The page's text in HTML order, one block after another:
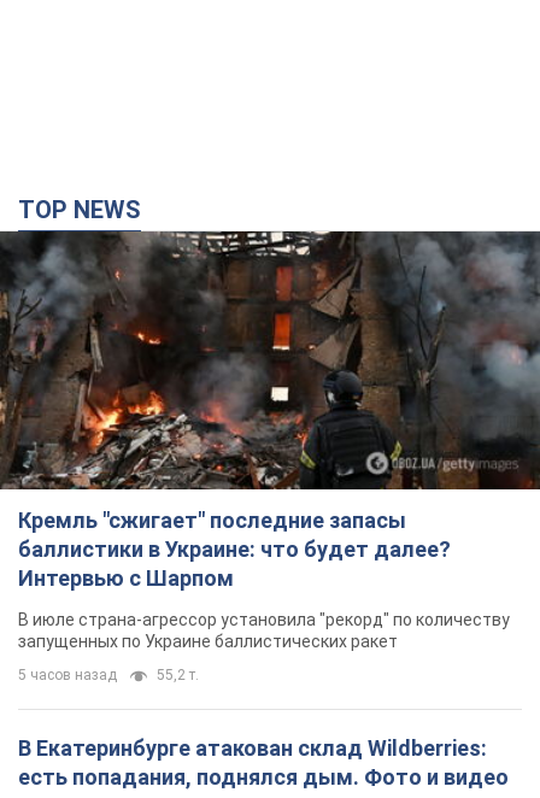
TOP NEWS
Кремль "сжигает" последние запасы
баллистики в Украине: что будет далее?
Интервью с Шарпом
В июле страна-агрессор установила "рекорд" по количеству
запущенных по Украине баллистических ракет
5 часов назад 55,2 т.
В Екатеринбурге атакован склад Wildberries:
есть попадания, поднялся дым. Фото и видео